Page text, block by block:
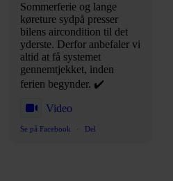
Sommerferie og lange
køreture sydpå presser
bilens aircondition til det
yderste. Derfor anbefaler vi
altid at få systemet
gennemtjekket, inden
ferien begynder. ✔️
Video
Se på Facebook · Del